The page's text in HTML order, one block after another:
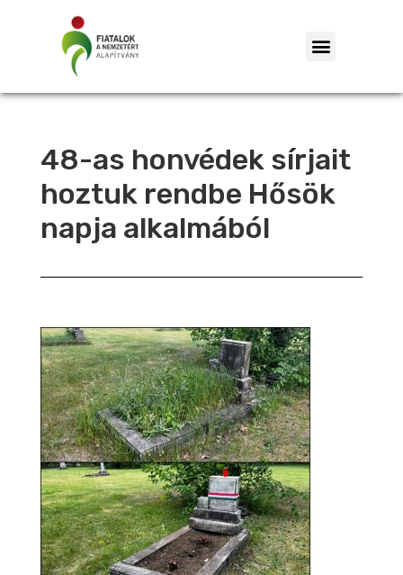
48-as honvédek sírjait
hoztuk rendbe Hősök
napja alkalmából